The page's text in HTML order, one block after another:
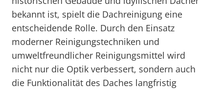
bekannt ist, spielt die Dachreinigung eine
entscheidende Rolle. Durch den Einsatz
moderner Reinigungstechniken und
umweltfreundlicher Reinigungsmittel wird
nicht nur die Optik verbessert, sondern auch
die Funktionalität des Daches langfristig